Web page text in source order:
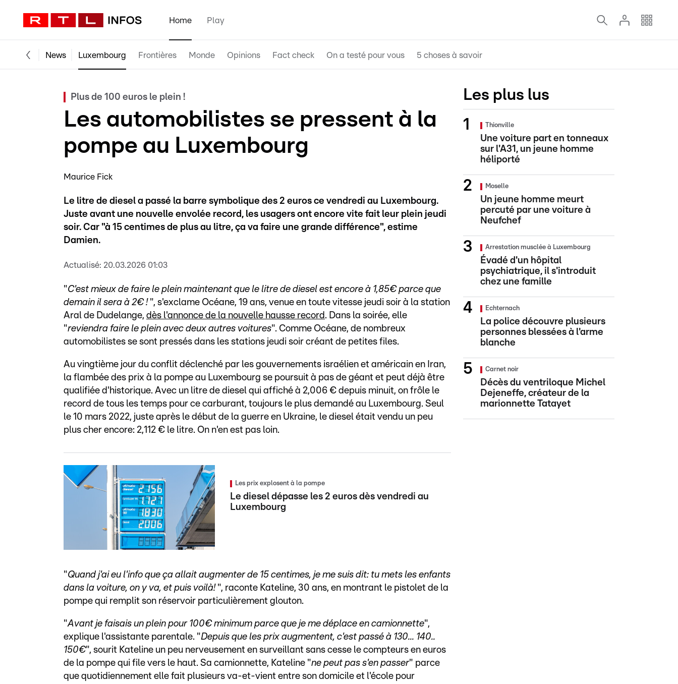
Home Play
News Luxembourg Frontières Monde Opinions Fact check On a testé pour vous 5 choses à savoir
Plus de 100 euros le plein !
Les automobilistes se pressent à la
pompe au Luxembourg
Maurice Fick
Le litre de diesel a passé la barre symbolique des 2 euros ce vendredi au Luxembourg.
Juste avant une nouvelle envolée record, les usagers ont encore vite fait leur plein jeudi
soir. Car "à 15 centimes de plus au litre, ça va faire une grande différence", estime
Damien.
Actualisé: 20.03.2026 01:03
"C'est mieux de faire le plein maintenant que le litre de diesel est encore à 1,85€ parce que
demain il sera à 2€ ! ", s'exclame Océane, 19 ans, venue en toute vitesse jeudi soir à la station
Aral de Dudelange, dès l'annonce de la nouvelle hausse record . Dans la soirée, elle
"reviendra faire le plein avec deux autres voitures". Comme Océane, de nombreux
automobilistes se sont pressés dans les stations jeudi soir créant de petites files.
Au vingtième jour du conflit déclenché par les gouvernements israélien et américain en Iran,
la flambée des prix à la pompe au Luxembourg se poursuit à pas de géant et peut déjà être
qualifiée d'historique. Avec un litre de diesel qui affiché à 2,006 € depuis minuit, on frôle le
record de tous les temps pour ce carburant, toujours le plus demandé au Luxembourg. Seul
le 10 mars 2022, juste après le début de la guerre en Ukraine, le diesel était vendu un peu
plus cher encore: 2,112 € le litre. On n'en est pas loin.
Les prix explosent à la pompe
Le diesel dépasse les 2 euros dès vendredi au
Luxembourg
"Quand j'ai eu l'info que ça allait augmenter de 15 centimes, je me suis dit: tu mets les enfants
dans la voiture, on y va, et puis voilà! ", raconte Kateline, 30 ans, en montrant le pistolet de la
pompe qui remplit son réservoir particulièrement glouton.
"Avant je faisais un plein pour 100€ minimum parce que je me déplace en camionnette",
explique l'assistante parentale. "Depuis que les prix augmentent, c'est passé à 130... 140..
150€", sourit Kateline un peu nerveusement en surveillant sans cesse le compteurs en euros
de la pompe qui file vers le haut. Sa camionnette, Kateline "ne peut pas s'en passer" parce
que quotidiennement elle fait plusieurs va-et-vient entre son domicile et l'école pour
Les plus lus
Thionville
Une voiture part en tonneaux
sur l'A31, un jeune homme
héliporté
Moselle
Un jeune homme meurt
percuté par une voiture à
Neufchef
Arrestation musclée à Luxembourg
Évadé d'un hôpital
psychiatrique, il s'introduit
chez une famille
Echternach
La police découvre plusieurs
personnes blessées à l'arme
blanche
Carnet noir
Décès du ventriloque Michel
Dejeneffe, créateur de la
marionnette Tatayet